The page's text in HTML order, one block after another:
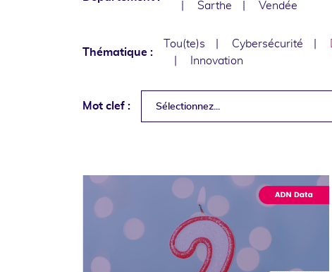
Sarthe
Vendée
Thématique :
Tou(te)s Cybersécurité
Innovation
Mot clef : Sélectionnez...